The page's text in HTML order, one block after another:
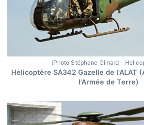
(Photo Stéphane Gimard -
Hélicoptère SA342 Gazelle de l'ALAT
l'Armée de Terre)